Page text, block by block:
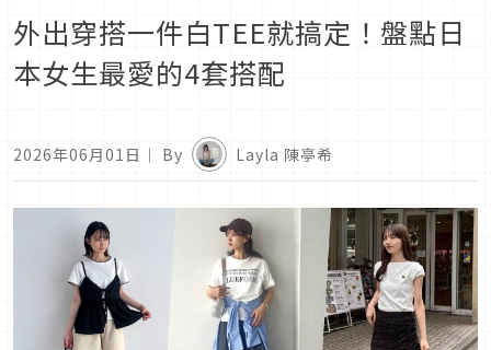
外出穿搭一件白TEE就搞定！盤點日
本女生最愛的4套搭配
2026年06月01日 ｜ By Layla 陳亭希